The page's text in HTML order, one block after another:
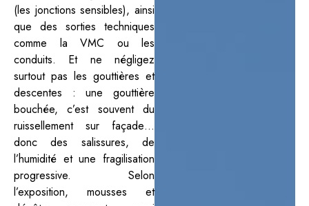
(les jonctions sensibles), ainsi
que des sorties techniques
comme la VMC ou les
conduits. Et ne négligez
surtout pas les gouttières et
descentes : une gouttière
bouchée, c’est souvent du
ruissellement sur façade…
donc des salissures, de
l’humidité et une fragilisation
progressive. Selon
l’exposition, mousses et